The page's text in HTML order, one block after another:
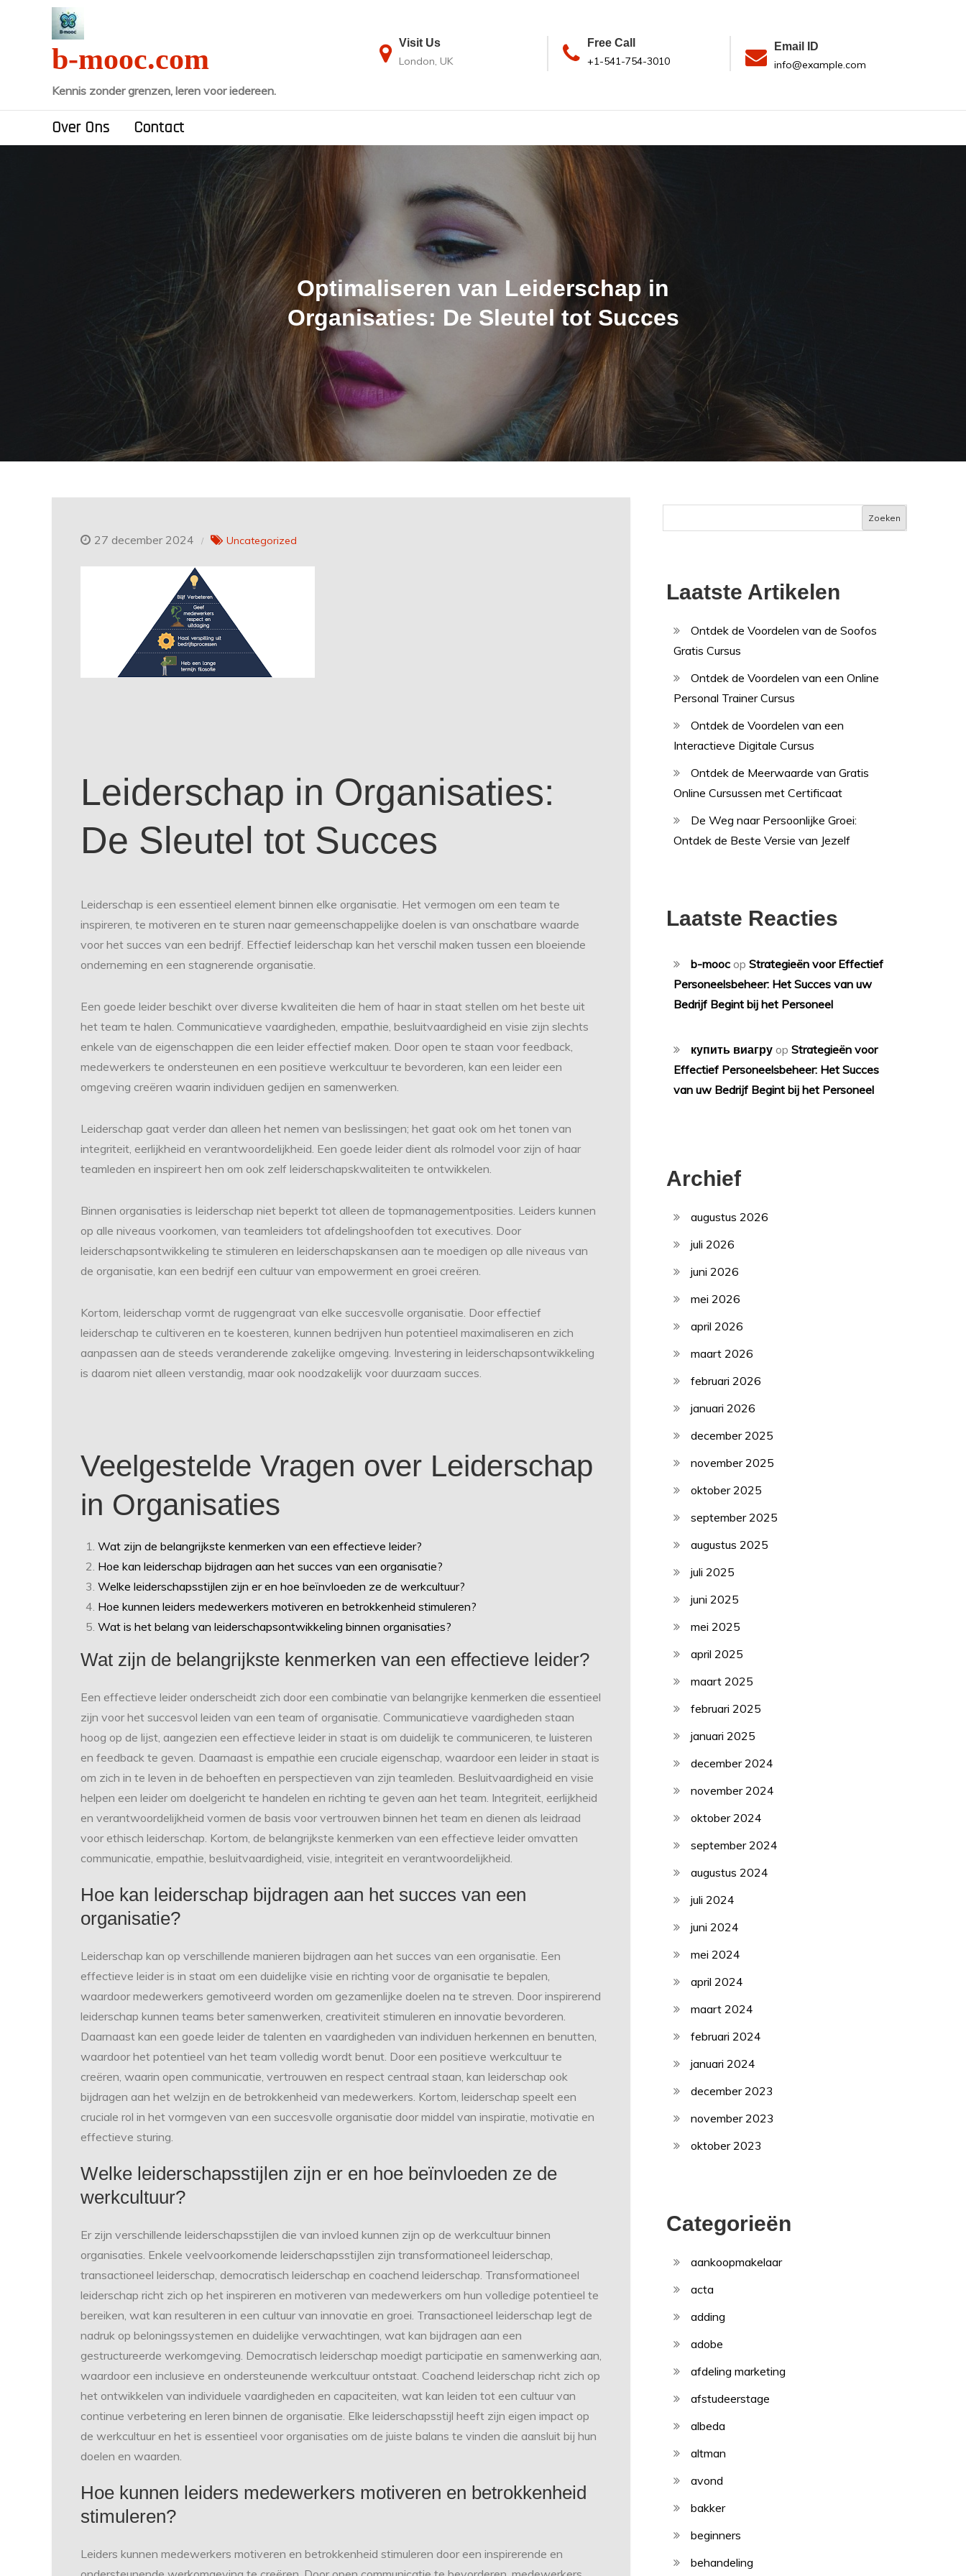
b-mooc.com
Kennis zonder grenzen, leren voor iedereen.
Visit Us
London, UK
Free Call
+1-541-754-3010
Email ID
info@example.com
Over Ons Contact
Optimaliseren van Leiderschap in
Organisaties: De Sleutel tot Succes
27 december 2024 Uncategorized
Leiderschap in Organisaties:
De Sleutel tot Succes
Leiderschap is een essentieel element binnen elke organisatie. Het vermogen om een team te
inspireren, te motiveren en te sturen naar gemeenschappelijke doelen is van onschatbare waarde
voor het succes van een bedrijf. Effectief leiderschap kan het verschil maken tussen een bloeiende
onderneming en een stagnerende organisatie.
Een goede leider beschikt over diverse kwaliteiten die hem of haar in staat stellen om het beste uit
het team te halen. Communicatieve vaardigheden, empathie, besluitvaardigheid en visie zijn slechts
enkele van de eigenschappen die een leider effectief maken. Door open te staan voor feedback,
medewerkers te ondersteunen en een positieve werkcultuur te bevorderen, kan een leider een
omgeving creëren waarin individuen gedijen en samenwerken.
Leiderschap gaat verder dan alleen het nemen van beslissingen; het gaat ook om het tonen van
integriteit, eerlijkheid en verantwoordelijkheid. Een goede leider dient als rolmodel voor zijn of haar
teamleden en inspireert hen om ook zelf leiderschapskwaliteiten te ontwikkelen.
Binnen organisaties is leiderschap niet beperkt tot alleen de topmanagementposities. Leiders kunnen
op alle niveaus voorkomen, van teamleiders tot afdelingshoofden tot executives. Door
leiderschapsontwikkeling te stimuleren en leiderschapskansen aan te moedigen op alle niveaus van
de organisatie, kan een bedrijf een cultuur van empowerment en groei creëren.
Kortom, leiderschap vormt de ruggengraat van elke succesvolle organisatie. Door effectief
leiderschap te cultiveren en te koesteren, kunnen bedrijven hun potentieel maximaliseren en zich
aanpassen aan de steeds veranderende zakelijke omgeving. Investering in leiderschapsontwikkeling
is daarom niet alleen verstandig, maar ook noodzakelijk voor duurzaam succes.
Veelgestelde Vragen over Leiderschap
in Organisaties
Wat zijn de belangrijkste kenmerken van een effectieve leider?
Hoe kan leiderschap bijdragen aan het succes van een organisatie?
Welke leiderschapsstijlen zijn er en hoe beïnvloeden ze de werkcultuur?
Hoe kunnen leiders medewerkers motiveren en betrokkenheid stimuleren?
Wat is het belang van leiderschapsontwikkeling binnen organisaties?
Wat zijn de belangrijkste kenmerken van een effectieve leider?
Een effectieve leider onderscheidt zich door een combinatie van belangrijke kenmerken die essentieel
zijn voor het succesvol leiden van een team of organisatie. Communicatieve vaardigheden staan
hoog op de lijst, aangezien een effectieve leider in staat is om duidelijk te communiceren, te luisteren
en feedback te geven. Daarnaast is empathie een cruciale eigenschap, waardoor een leider in staat is
om zich in te leven in de behoeften en perspectieven van zijn teamleden. Besluitvaardigheid en visie
helpen een leider om doelgericht te handelen en richting te geven aan het team. Integriteit, eerlijkheid
en verantwoordelijkheid vormen de basis voor vertrouwen binnen het team en dienen als leidraad
voor ethisch leiderschap. Kortom, de belangrijkste kenmerken van een effectieve leider omvatten
communicatie, empathie, besluitvaardigheid, visie, integriteit en verantwoordelijkheid.
Hoe kan leiderschap bijdragen aan het succes van een
organisatie?
Leiderschap kan op verschillende manieren bijdragen aan het succes van een organisatie. Een
effectieve leider is in staat om een duidelijke visie en richting voor de organisatie te bepalen,
waardoor medewerkers gemotiveerd worden om gezamenlijke doelen na te streven. Door inspirerend
leiderschap kunnen teams beter samenwerken, creativiteit stimuleren en innovatie bevorderen.
Daarnaast kan een goede leider de talenten en vaardigheden van individuen herkennen en benutten,
waardoor het potentieel van het team volledig wordt benut. Door een positieve werkcultuur te
creëren, waarin open communicatie, vertrouwen en respect centraal staan, kan leiderschap ook
bijdragen aan het welzijn en de betrokkenheid van medewerkers. Kortom, leiderschap speelt een
cruciale rol in het vormgeven van een succesvolle organisatie door middel van inspiratie, motivatie en
effectieve sturing.
Welke leiderschapsstijlen zijn er en hoe beïnvloeden ze de
werkcultuur?
Er zijn verschillende leiderschapsstijlen die van invloed kunnen zijn op de werkcultuur binnen
organisaties. Enkele veelvoorkomende leiderschapsstijlen zijn transformationeel leiderschap,
transactioneel leiderschap, democratisch leiderschap en coachend leiderschap. Transformationeel
leiderschap richt zich op het inspireren en motiveren van medewerkers om hun volledige potentieel te
bereiken, wat kan resulteren in een cultuur van innovatie en groei. Transactioneel leiderschap legt de
nadruk op beloningssystemen en duidelijke verwachtingen, wat kan bijdragen aan een
gestructureerde werkomgeving. Democratisch leiderschap moedigt participatie en samenwerking aan,
waardoor een inclusieve en ondersteunende werkcultuur ontstaat. Coachend leiderschap richt zich op
het ontwikkelen van individuele vaardigheden en capaciteiten, wat kan leiden tot een cultuur van
continue verbetering en leren binnen de organisatie. Elke leiderschapsstijl heeft zijn eigen impact op
de werkcultuur en het is essentieel voor organisaties om de juiste balans te vinden die aansluit bij hun
doelen en waarden.
Hoe kunnen leiders medewerkers motiveren en betrokkenheid
stimuleren?
Leiders kunnen medewerkers motiveren en betrokkenheid stimuleren door een inspirerende en
Zoeken
Laatste Artikelen
Ontdek de Voordelen van de Soofos
Gratis Cursus
Ontdek de Voordelen van een Online
Personal Trainer Cursus
Ontdek de Voordelen van een
Interactieve Digitale Cursus
Ontdek de Meerwaarde van Gratis
Online Cursussen met Certificaat
De Weg naar Persoonlijke Groei:
Ontdek de Beste Versie van Jezelf
Laatste Reacties
b-mooc op Strategieën voor Effectief
Personeelsbeheer: Het Succes van uw
Bedrijf Begint bij het Personeel
купить виагру op Strategieën voor
Effectief Personeelsbeheer: Het Succes
van uw Bedrijf Begint bij het Personeel
Archief
augustus 2026
juli 2026
juni 2026
mei 2026
april 2026
maart 2026
februari 2026
januari 2026
december 2025
november 2025
oktober 2025
september 2025
augustus 2025
juli 2025
juni 2025
mei 2025
april 2025
maart 2025
februari 2025
januari 2025
december 2024
november 2024
oktober 2024
september 2024
augustus 2024
juli 2024
juni 2024
mei 2024
april 2024
maart 2024
februari 2024
januari 2024
december 2023
november 2023
oktober 2023
Categorieën
aankoopmakelaar
acta
adding
adobe
afdeling marketing
afstudeerstage
albeda
altman
avond
bakker
beginners
behandeling